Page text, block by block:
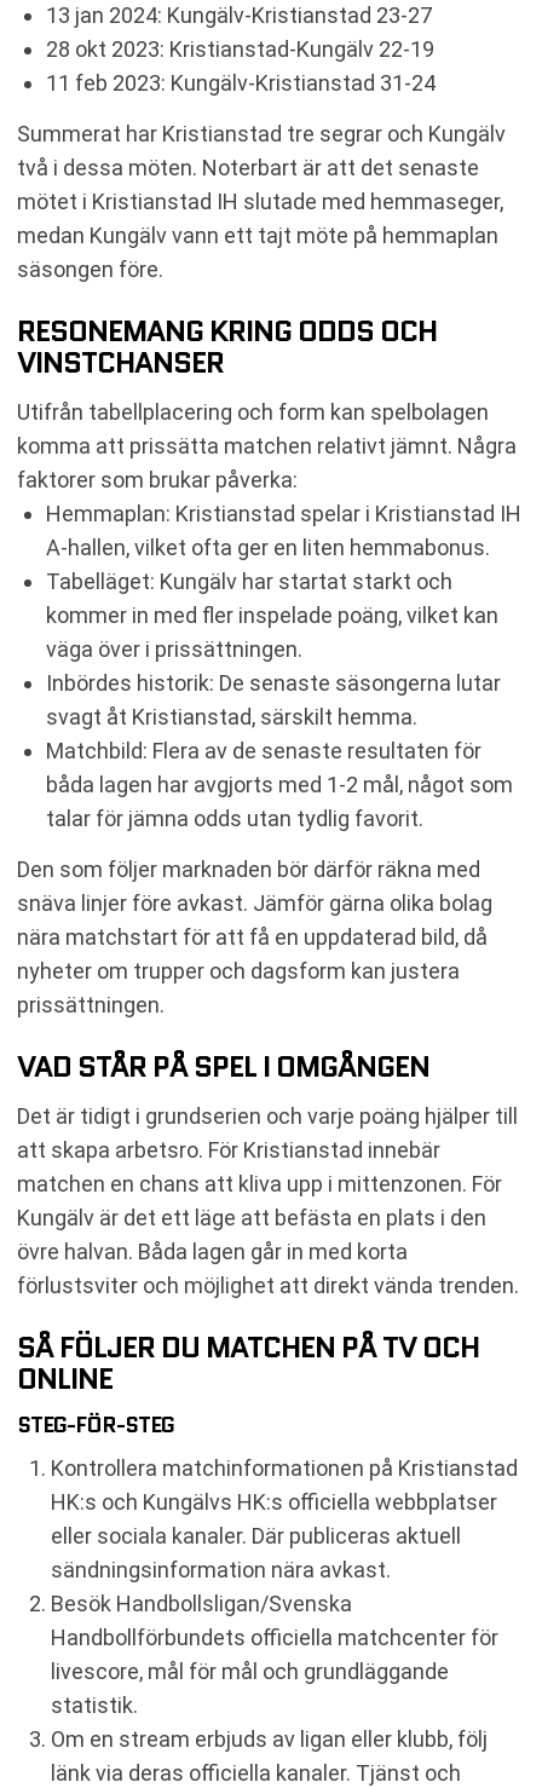
13 jan 2024: Kungälv-Kristianstad 23-27
28 okt 2023: Kristianstad-Kungälv 22-19
11 feb 2023: Kungälv-Kristianstad 31-24
Summerat har Kristianstad tre segrar och Kungälv
två i dessa möten. Noterbart är att det senaste
mötet i Kristianstad IH slutade med hemmaseger,
medan Kungälv vann ett tajt möte på hemmaplan
säsongen före.
RESONEMANG KRING ODDS OCH
VINSTCHANSER
Utifrån tabellplacering och form kan spelbolagen
komma att prissätta matchen relativt jämnt. Några
faktorer som brukar påverka:
Hemmaplan: Kristianstad spelar i Kristianstad IH
A-hallen, vilket ofta ger en liten hemmabonus.
Tabelläget: Kungälv har startat starkt och
kommer in med fler inspelade poäng, vilket kan
väga över i prissättningen.
Inbördes historik: De senaste säsongerna lutar
svagt åt Kristianstad, särskilt hemma.
Matchbild: Flera av de senaste resultaten för
båda lagen har avgjorts med 1-2 mål, något som
talar för jämna odds utan tydlig favorit.
Den som följer marknaden bör därför räkna med
snäva linjer före avkast. Jämför gärna olika bolag
nära matchstart för att få en uppdaterad bild, då
nyheter om trupper och dagsform kan justera
prissättningen.
VAD STÅR PÅ SPEL I OMGÅNGEN
Det är tidigt i grundserien och varje poäng hjälper till
att skapa arbetsro. För Kristianstad innebär
matchen en chans att kliva upp i mittenzonen. För
Kungälv är det ett läge att befästa en plats i den
övre halvan. Båda lagen går in med korta
förlustsviter och möjlighet att direkt vända trenden.
SÅ FÖLJER DU MATCHEN PÅ TV OCH
ONLINE
STEG-FÖR-STEG
Kontrollera matchinformationen på Kristianstad
HK:s och Kungälvs HK:s officiella webbplatser
eller sociala kanaler. Där publiceras aktuell
sändningsinformation nära avkast.
Besök Handbollsligan/Svenska
Handbollförbundets officiella matchcenter för
livescore, mål för mål och grundläggande
statistik.
Om en stream erbjuds av ligan eller klubb, följ
länk via deras officiella kanaler. Tjänst och